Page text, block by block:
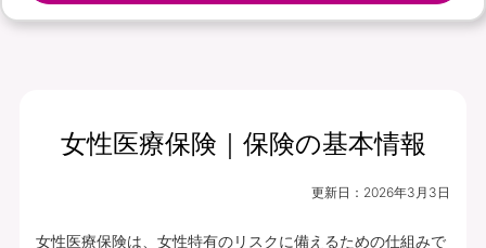
女性医療保険｜保険の基本情報
更新日： 2026年3月3日
女性医療保険は、女性特有のリスクに備えるための仕組みで